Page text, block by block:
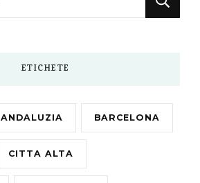
ETICHETE
ANDALUZIA BARCELONA
CITTA ALTA